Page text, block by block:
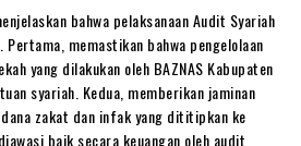
bahwa pelaksanaan Audit Syariah
memastikan bahwa pengelolaan
yang dilakukan oleh BAZNAS Kabupaten
syariah. Kedua, memberikan jaminan
zakat dan infak yang dititipkan ke
baik secara keuangan oleh audit